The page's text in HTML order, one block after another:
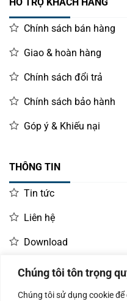
Chúng tôi tôn trọng
Chúng tôi sử dụng cookie
Chính sách bán hàng
Giao & hoàn hàng
Chính sách đổi trả
Chính sách bảo hành
Góp ý & Khiếu nại
THÔNG TIN
Tin tức
Liên hệ
Download
LIÊN HỆ MUA HÀNG